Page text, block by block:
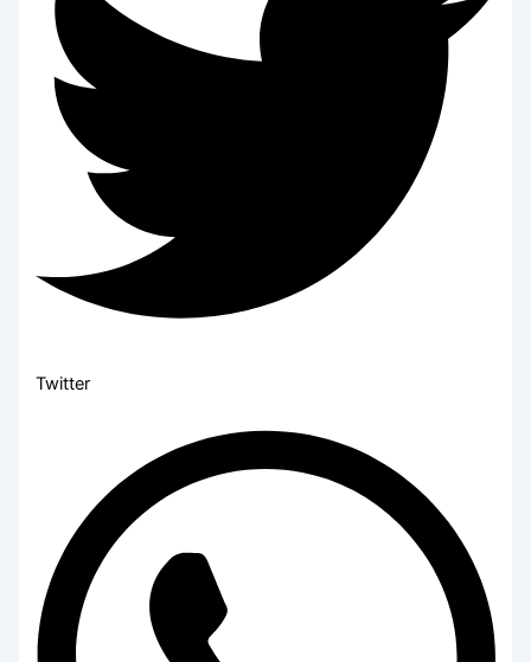
Twitter